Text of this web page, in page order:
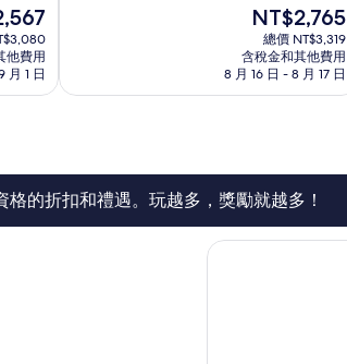
他費用
月 1 日
中
讚，
論
現
在
價
格
為
NT$2,765
總價 NT$3,319
含稅金和其他費用
8 月 16 日 - 8 月 17 日
格的折扣和禮遇。玩越多，獎勵就越多！